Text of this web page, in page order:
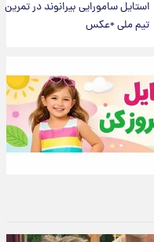
استایل سامورایی بیرانوند در تمرین
تیم ملی +عکس